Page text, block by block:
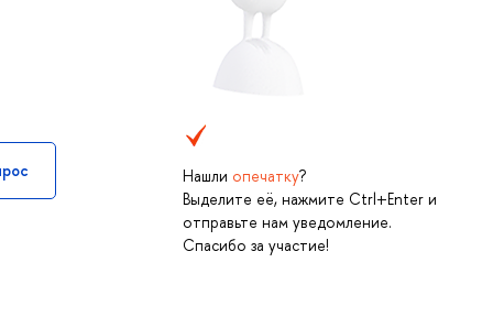
Нашли опечатку?
Выделите её, нажмите Ctrl+Enter и
отправьте нам уведомление.
Спасибо за участие!